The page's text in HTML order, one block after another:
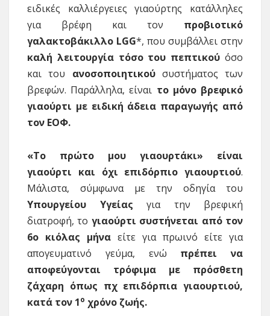
ειδικές καλλιέργειες γιαούρτης κατάλληλες
για βρέφη και τον προβιοτικό
γαλακτοβάκιλλο LGG*, που συμβάλλει στην
καλή λειτουργία τόσο του πεπτικού όσο
και του ανοσοποιητικούσυστήματος των
βρεφών. Παράλληλα, είναι το μόνο βρεφικό
γιαούρτι με ειδική άδεια παραγωγής από
τον ΕΟΦ.
«Το πρώτο μου γιαουρτάκι» είναι
γιαούρτι και όχι επιδόρπιο γιαουρτιού.
Μάλιστα, σύμφωνα με την οδηγία του
Υπουργείου Υγείας για την βρεφική
διατροφή, το γιαούρτι συστήνεται από τον
6ο κιόλας μήνα είτε για πρωινό είτε για
απογευματινό γεύμα, ενώ πρέπει να
αποφεύγονται τρόφιμα με πρόσθετη
ζάχαρη όπως πχ επιδόρπια γιαουρτιού,
κατά τον 1ο χρόνο ζωής.